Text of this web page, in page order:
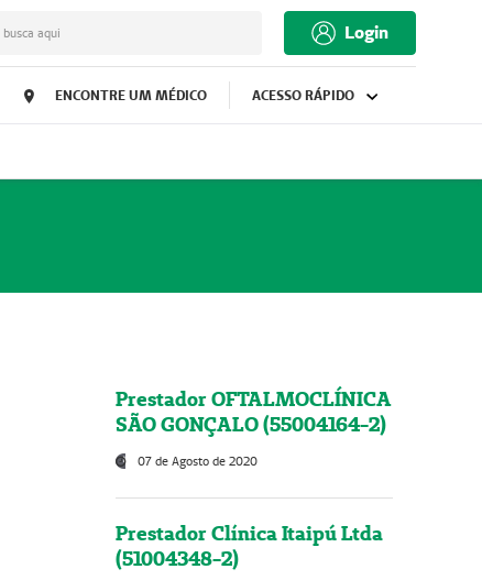
busca aqui Login
ENCONTRE UM MÉDICO ACESSO RÁPIDO
Prestador OFTALMOCLÍNICA
SÃO GONÇALO (55004164-2)
07 de Agosto de 2020
Prestador Clínica Itaipú Ltda
(51004348-2)